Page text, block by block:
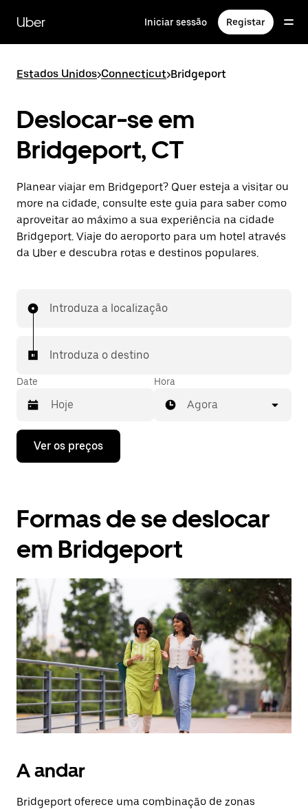
para
conteúdo
Uber Iniciar sessão Registar
Estados Unidos>Connecticut>Bridgeport
Deslocar-se em
Bridgeport, CT
Planear viajar em Bridgeport? Quer esteja a visitar ou
more na cidade, consulte este guia para saber como
aproveitar ao máximo a sua experiência na cidade
Bridgeport. Viaje do aeroporto para um hotel através
da Uber e descubra rotas e destinos populares.
Introduza a localização
Introduza o destino
Date
Prima
tecla
interagir
com
calendário
uma
data.
Prima
o
botão
Esc
para
fechar
o
calendário.
Hora
Agora
Ver os preços
Formas de se deslocar
em Bridgeport
A andar
Bridgeport oferece uma combinação de zonas